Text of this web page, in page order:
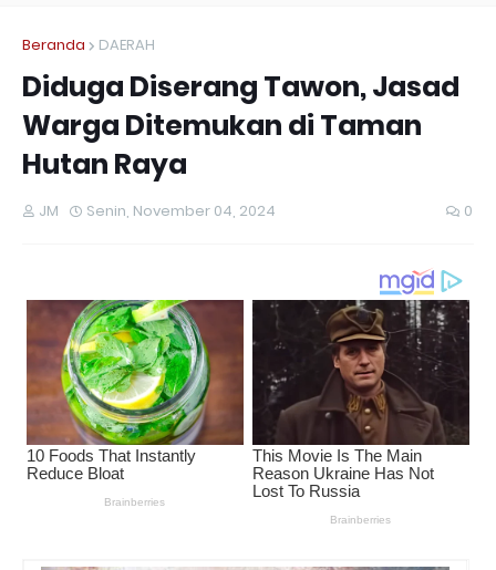
Beranda DAERAH
Diduga Diserang Tawon, Jasad
Warga Ditemukan di Taman
Hutan Raya
JM Senin, November 04, 2024 0